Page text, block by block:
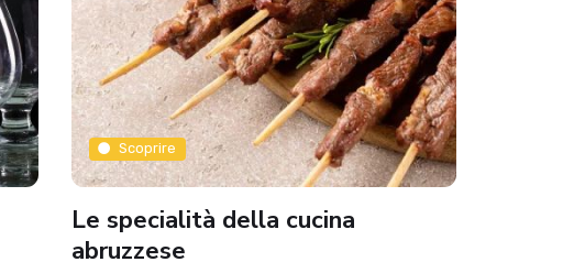
Scoprire
Le specialità della cucina
abruzzese